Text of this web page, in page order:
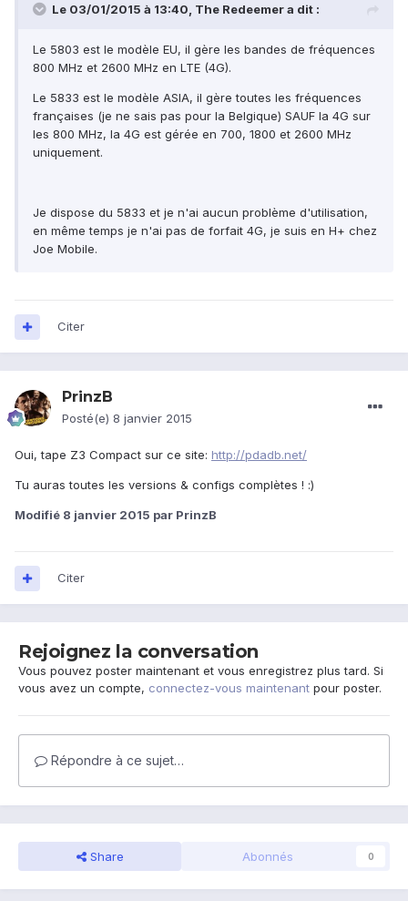
Le 03/01/2015 à 13:40, The Redeemer a dit :
Le 5803 est le modèle EU, il gère les bandes de fréquences
800 MHz et 2600 MHz en LTE (4G).
Le 5833 est le modèle ASIA, il gère toutes les fréquences
françaises (je ne sais pas pour la Belgique) SAUF la 4G sur
les 800 MHz, la 4G est gérée en 700, 1800 et 2600 MHz
uniquement.
Je dispose du 5833 et je n'ai aucun problème d'utilisation,
en même temps je n'ai pas de forfait 4G, je suis en H+ chez
Joe Mobile.
Citer
PrinzB
Posté(e) 8 janvier 2015
Oui, tape Z3 Compact sur ce site: http://pdadb.net/
Tu auras toutes les versions & configs complètes ! :)
Modifié 8 janvier 2015 par PrinzB
Citer
Rejoignez la conversation
Vous pouvez poster maintenant et vous enregistrez plus tard. Si
vous avez un compte, connectez-vous maintenant pour poster.
Répondre à ce sujet…
Share Abonnés 0